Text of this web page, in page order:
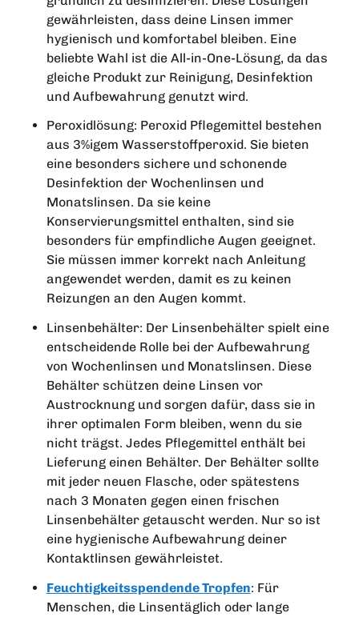
gewährleisten, dass deine Linsen immer
hygienisch und komfortabel bleiben. Eine
beliebte Wahl ist die All-in-One-Lösung, da das
gleiche Produkt zur Reinigung, Desinfektion
und Aufbewahrung genutzt wird.
Peroxidlösung: Peroxid Pflegemittel bestehen
aus 3%igem Wasserstoffperoxid. Sie bieten
eine besonders sichere und schonende
Desinfektion der Wochenlinsen und
Monatslinsen. Da sie keine
Konservierungsmittel enthalten, sind sie
besonders für empfindliche Augen geeignet.
Sie müssen immer korrekt nach Anleitung
angewendet werden, damit es zu keinen
Reizungen an den Augen kommt.
Linsenbehälter: Der Linsenbehälter spielt eine
entscheidende Rolle bei der Aufbewahrung
von Wochenlinsen und Monatslinsen. Diese
Behälter schützen deine Linsen vor
Austrocknung und sorgen dafür, dass sie in
ihrer optimalen Form bleiben, wenn du sie
nicht trägst. Jedes Pflegemittel enthält bei
Lieferung einen Behälter. Der Behälter sollte
mit jeder neuen Flasche, oder spätestens
nach 3 Monaten gegen einen frischen
Linsenbehälter getauscht werden. Nur so ist
eine hygienische Aufbewahrung deiner
Kontaktlinsen gewährleistet.
Feuchtigkeitsspendende Tropfen: Für
Menschen, die Linsentäglich oder lange